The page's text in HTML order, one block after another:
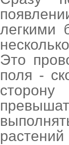
легкими
Это
поля -